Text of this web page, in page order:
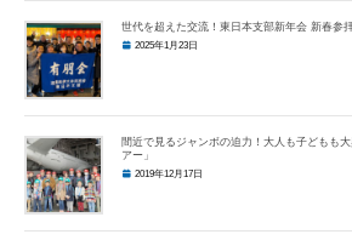
世代を超えた交流！東日本支部新年会 新春参
2025年1月23日
間近で見るジャンボの迫力！大人も子どもも
アー」
2019年12月17日